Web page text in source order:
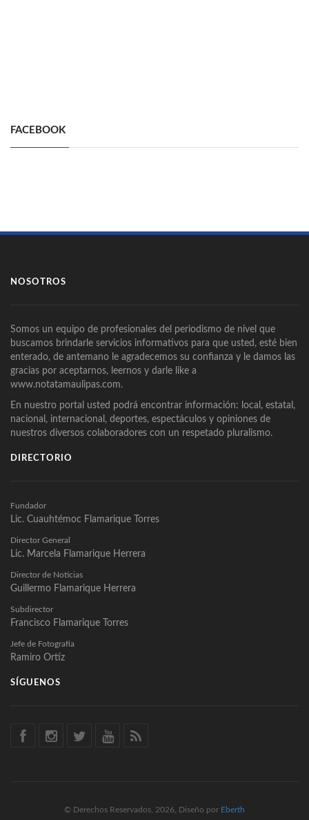
FACEBOOK
NOSOTROS
Somos un equipo de profesionales del periodismo de nivel que
buscamos brindarle servicios informativos para que usted, esté bien
enterado, de antemano le agradecemos su confianza y le damos las
gracias por aceptarnos, leernos y darle like a
www.notatamaulipas.com.
En nuestro portal usted podrá encontrar información: local, estatal,
nacional, internacional, deportes, espectáculos y opiniones de
nuestros diversos colaboradores con un respetado pluralismo.
DIRECTORIO
Fundador
Lic. Cuauhtémoc Flamarique Torres
Director General
Lic. Marcela Flamarique Herrera
Director de Noticias
Guillermo Flamarique Herrera
Subdirector
Francisco Flamarique Torres
Jefe de Fotografía
Ramiro Ortíz
SÍGUENOS
© Derechos Reservados, 2026, Diseño por Eberth